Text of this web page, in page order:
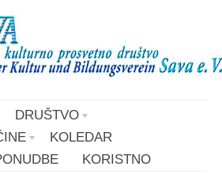
DRUŠTVO
KOLEDAR
KORISTNO